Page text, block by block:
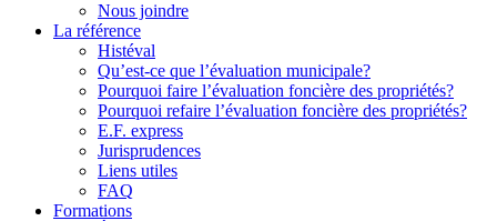
Nous joindre
La référence
Histéval
Qu’est-ce que l’évaluation municipale?
Pourquoi faire l’évaluation foncière des propriétés?
Pourquoi refaire l’évaluation foncière des propriétés?
E.F. express
Jurisprudences
Liens utiles
FAQ
Formations